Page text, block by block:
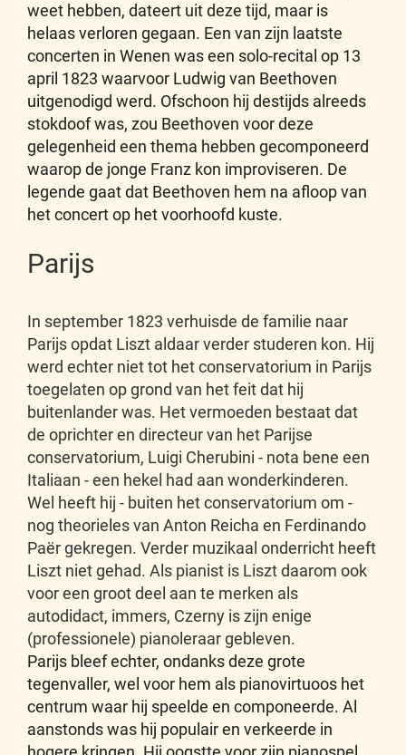
weet hebben, dateert uit deze tijd, maar is
helaas verloren gegaan. Een van zijn laatste
concerten in Wenen was een solo-recital op 13
april 1823 waarvoor Ludwig van Beethoven
uitgenodigd werd. Ofschoon hij destijds alreeds
stokdoof was, zou Beethoven voor deze
gelegenheid een thema hebben gecomponeerd
waarop de jonge Franz kon improviseren. De
legende gaat dat Beethoven hem na afloop van
het concert op het voorhoofd kuste.
Parijs
In september 1823 verhuisde de familie naar
Parijs opdat Liszt aldaar verder studeren kon. Hij
werd echter niet tot het conservatorium in Parijs
toegelaten op grond van het feit dat hij
buitenlander was. Het vermoeden bestaat dat
de oprichter en directeur van het Parijse
conservatorium, Luigi Cherubini - nota bene een
Italiaan - een hekel had aan wonderkinderen.
Wel heeft hij - buiten het conservatorium om -
nog theorieles van Anton Reicha en Ferdinando
Paër gekregen. Verder muzikaal onderricht heeft
Liszt niet gehad. Als pianist is Liszt daarom ook
voor een groot deel aan te merken als
autodidact, immers, Czerny is zijn enige
(professionele) pianoleraar gebleven.
Parijs bleef echter, ondanks deze grote
tegenvaller, wel voor hem als pianovirtuoos het
centrum waar hij speelde en componeerde. Al
aanstonds was hij populair en verkeerde in